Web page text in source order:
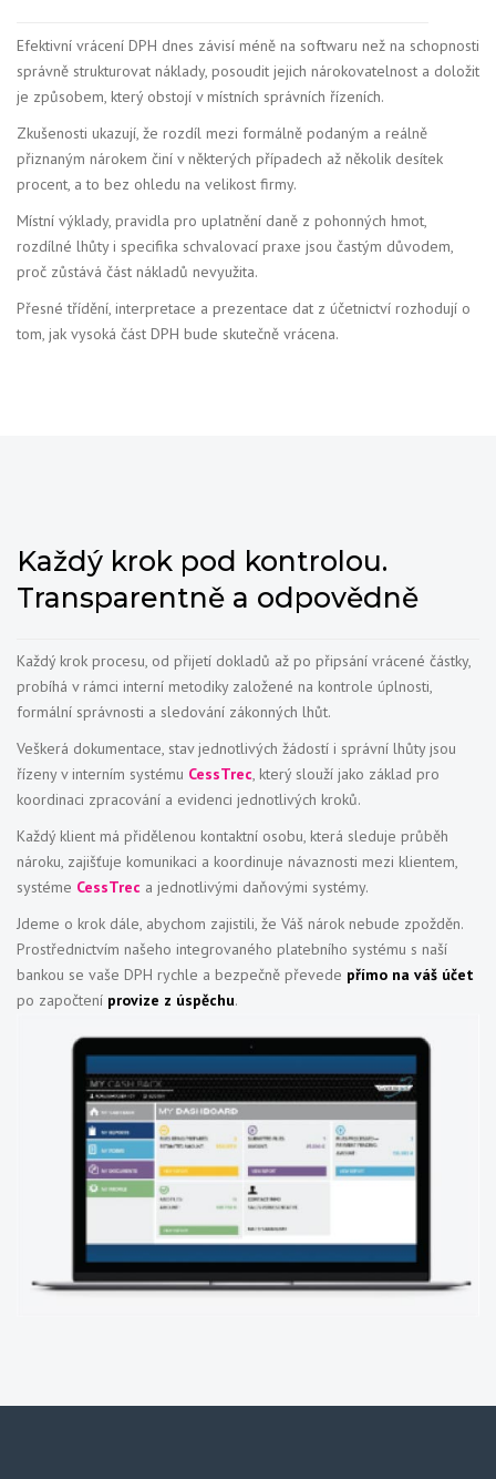
Efektivní vrácení DPH dnes závisí méně na softwaru než na schopnosti
správně strukturovat náklady, posoudit jejich nárokovatelnost a doložit
je způsobem, který obstojí v místních správních řízeních.
Zkušenosti ukazují, že rozdíl mezi formálně podaným a reálně
přiznaným nárokem činí v některých případech až několik desítek
procent, a to bez ohledu na velikost firmy.
Místní výklady, pravidla pro uplatnění daně z pohonných hmot,
rozdílné lhůty i specifika schvalovací praxe jsou častým důvodem,
proč zůstává část nákladů nevyužita.
Přesné třídění, interpretace a prezentace dat z účetnictví rozhodují o
tom, jak vysoká část DPH bude skutečně vrácena.
Každý krok pod kontrolou.
Transparentně a odpovědně
Každý krok procesu, od přijetí dokladů až po připsání vrácené částky,
probíhá v rámci interní metodiky založené na kontrole úplnosti,
formální správnosti a sledování zákonných lhůt.
Veškerá dokumentace, stav jednotlivých žádostí i správní lhůty jsou
řízeny v interním systému CessTrec, který slouží jako základ pro
koordinaci zpracování a evidenci jednotlivých kroků.
Každý klient má přidělenou kontaktní osobu, která sleduje průběh
nároku, zajišťuje komunikaci a koordinuje návaznosti mezi klientem,
systéme CessTrec a jednotlivými daňovými systémy.
Jdeme o krok dále, abychom zajistili, že Váš nárok nebude zpožděn.
Prostřednictvím našeho integrovaného platebního systému s naší
bankou se vaše DPH rychle a bezpečně převede přímo na váš účet
po započtení provize z úspěchu.